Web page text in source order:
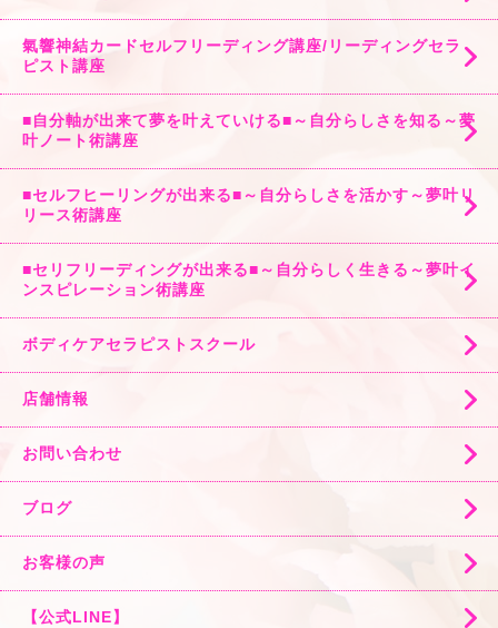
氣響神結カードセルフリーディング講座/リーディングセラ
ピスト講座
■自分軸が出来て夢を叶えていける■～自分らしさを知る～夢
叶ノート術講座
■セルフヒーリングが出来る■～自分らしさを活かす～夢叶リ
リース術講座
■セリフリーディングが出来る■～自分らしく生きる～夢叶イ
ンスピレーション術講座
ボディケアセラピストスクール
店舗情報
お問い合わせ
ブログ
お客様の声
【公式LINE】